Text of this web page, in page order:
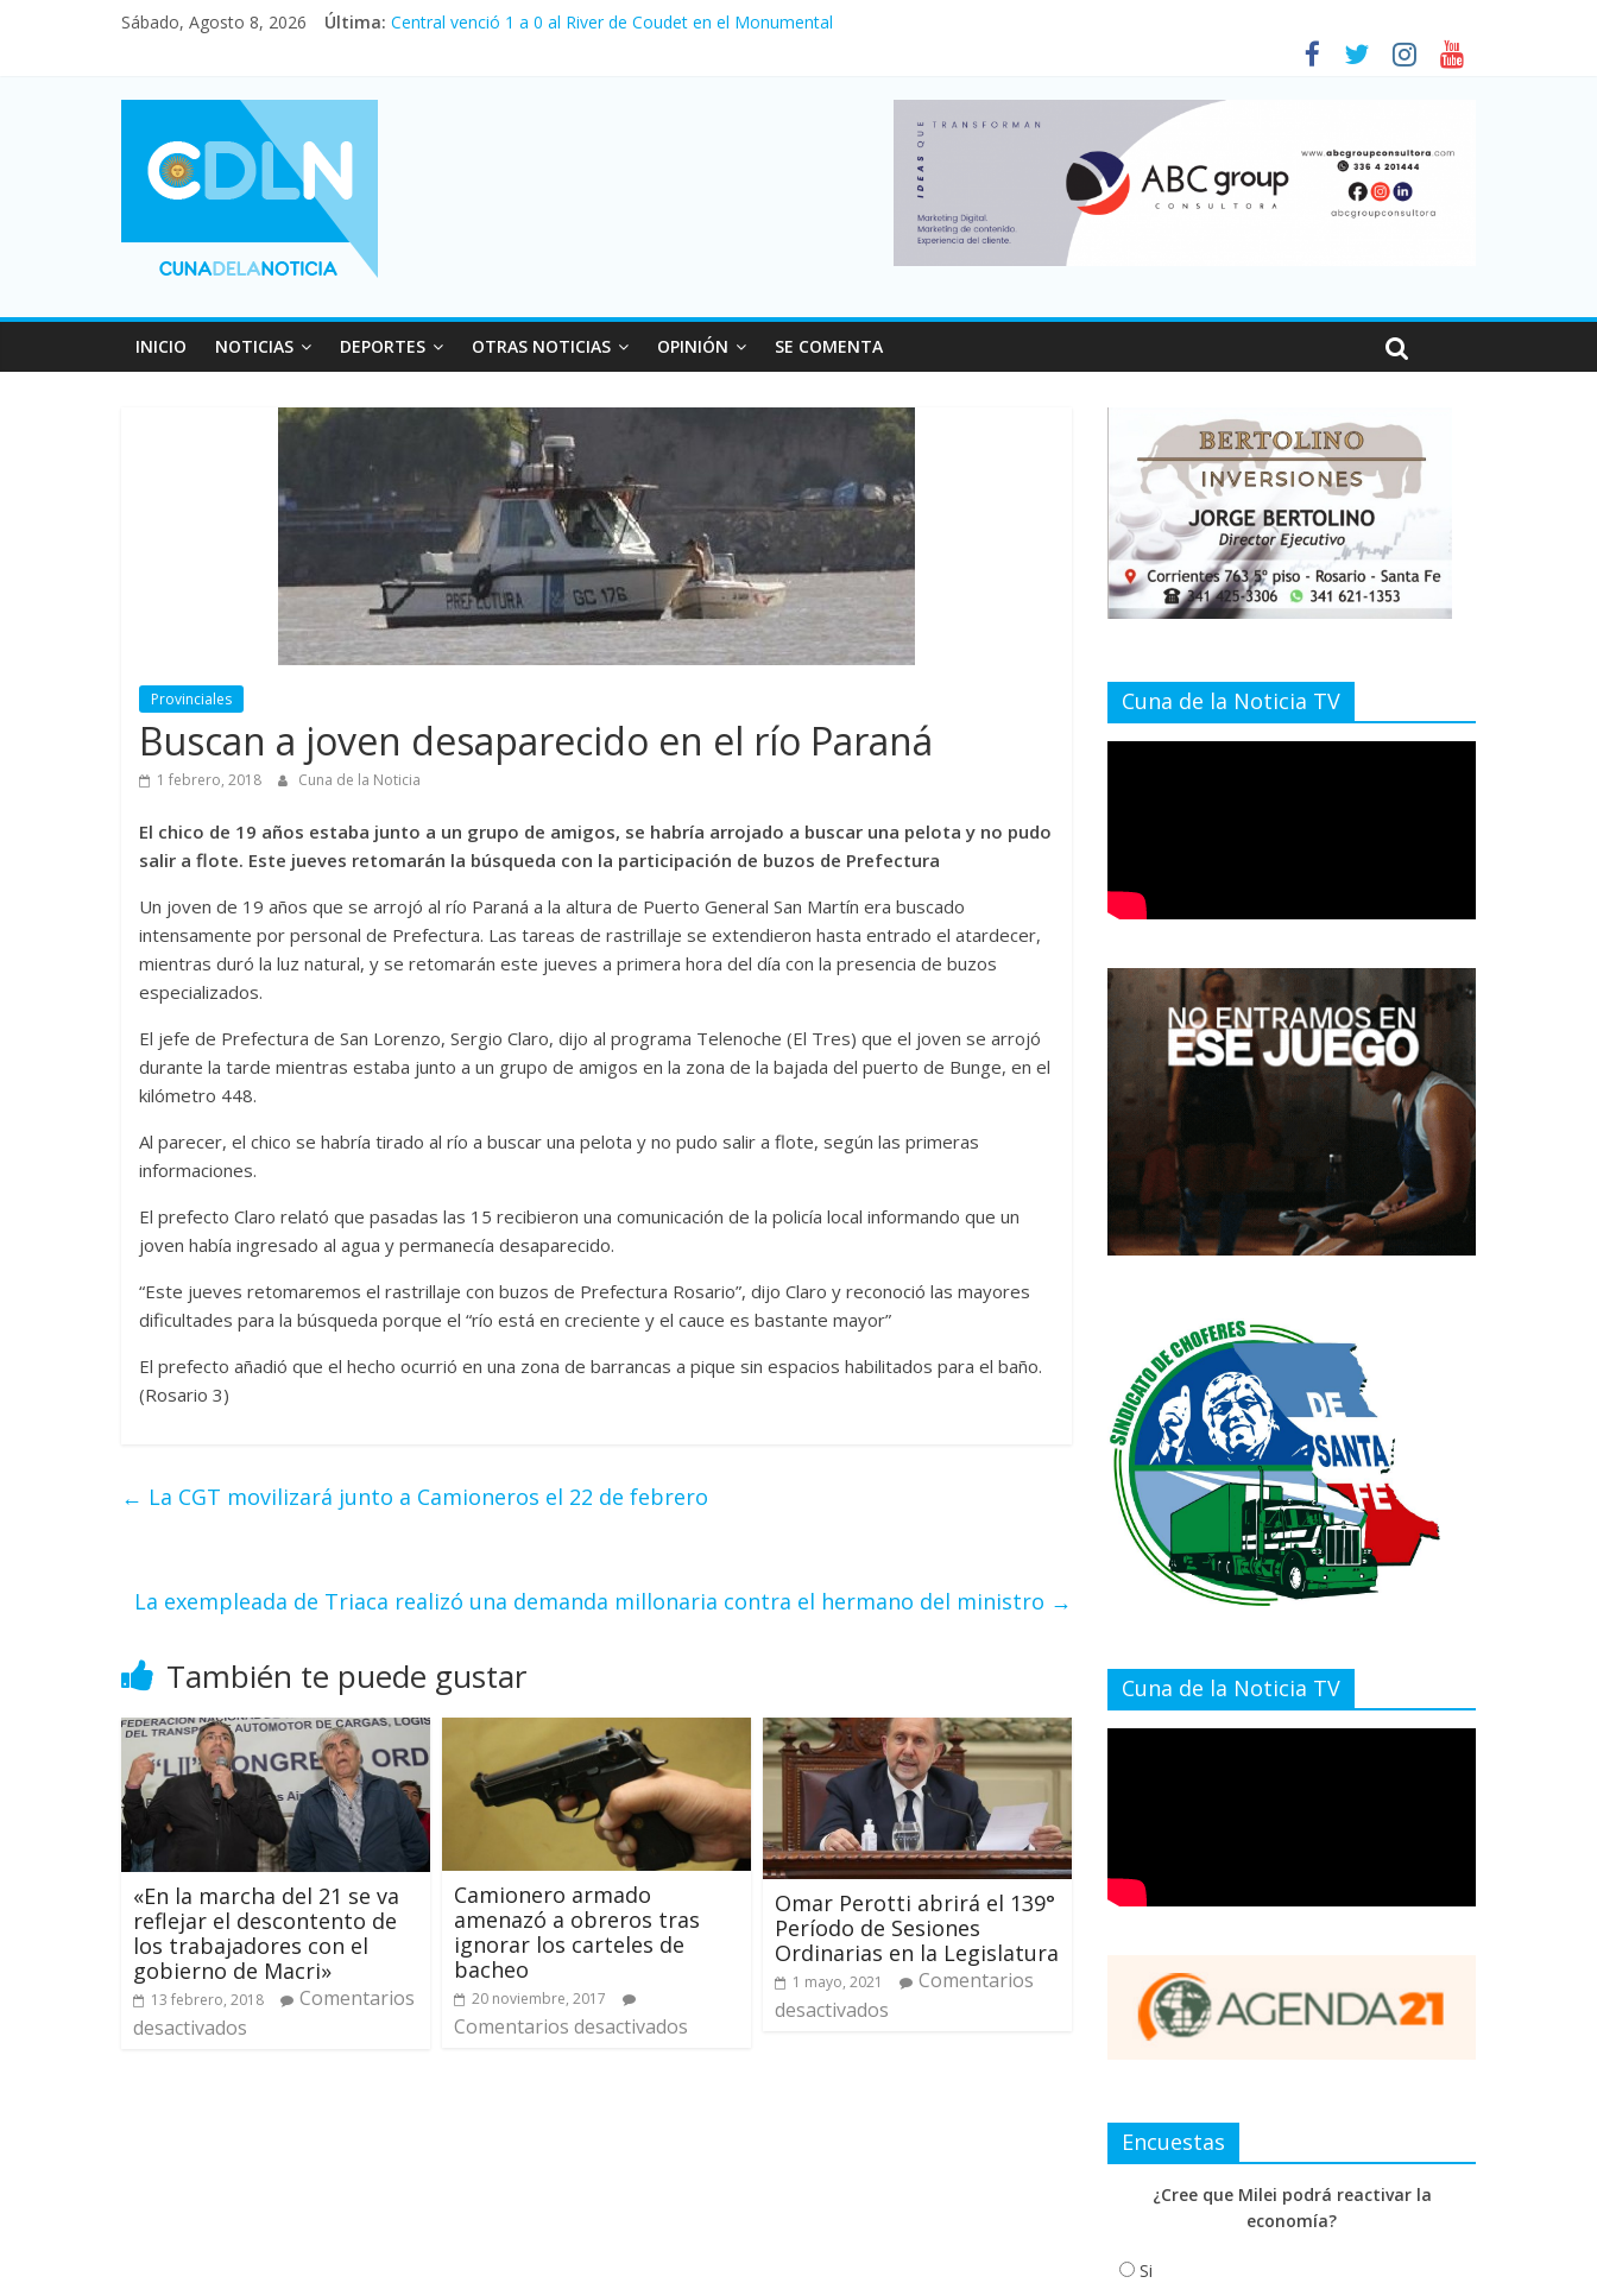
Sábado, Agosto 8, 2026 Última: Central venció 1 a 0 al River de Coudet en el Monumental
Vacaciones de invierno con más movimiento y consumo turístico: 4,6 millones de personas viajaron por el país, un 5,9% más que en 2025
Fuerte caída de la venta de autos usados en julio: bajó un 12,6% interanual
INICIO NOTICIAS DEPORTES OTRAS NOTICIAS OPINIÓN SE COMENTA
Provinciales
Buscan a joven desaparecido en el río Paraná
1 febrero, 2018 Cuna de la Noticia
El chico de 19 años estaba junto a un grupo de amigos, se habría arrojado a buscar una pelota y no pudo
salir a flote. Este jueves retomarán la búsqueda con la participación de buzos de Prefectura
Un joven de 19 años que se arrojó al río Paraná a la altura de Puerto General San Martín era buscado
intensamente por personal de Prefectura. Las tareas de rastrillaje se extendieron hasta entrado el atardecer,
mientras duró la luz natural, y se retomarán este jueves a primera hora del día con la presencia de buzos
especializados.
El jefe de Prefectura de San Lorenzo, Sergio Claro, dijo al programa Telenoche (El Tres) que el joven se arrojó
durante la tarde mientras estaba junto a un grupo de amigos en la zona de la bajada del puerto de Bunge, en el
kilómetro 448.
Al parecer, el chico se habría tirado al río a buscar una pelota y no pudo salir a flote, según las primeras
informaciones.
El prefecto Claro relató que pasadas las 15 recibieron una comunicación de la policía local informando que un
joven había ingresado al agua y permanecía desaparecido.
“Este jueves retomaremos el rastrillaje con buzos de Prefectura Rosario”, dijo Claro y reconoció las mayores
dificultades para la búsqueda porque el “río está en creciente y el cauce es bastante mayor”
El prefecto añadió que el hecho ocurrió en una zona de barrancas a pique sin espacios habilitados para el baño.
(Rosario 3)
← La CGT movilizará junto a Camioneros el 22 de febrero
La exempleada de Triaca realizó una demanda millonaria contra el hermano del ministro →
También te puede gustar
«En la marcha del 21 se va
reflejar el descontento de
los trabajadores con el
gobierno de Macri»
13 febrero, 2018
Comentarios
desactivados
Camionero armado
amenazó a obreros tras
ignorar los carteles de
bacheo
20 noviembre, 2017
Comentarios desactivados
Omar Perotti abrirá el 139°
Período de Sesiones
Ordinarias en la Legislatura
1 mayo, 2021
Comentarios
desactivados
Cuna de la Noticia TV
Cuna de la Noticia TV
Encuestas
¿Cree que Milei podrá reactivar la
economía?
Si